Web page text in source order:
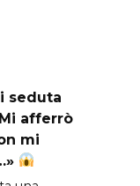
seduta
afferrò
mi